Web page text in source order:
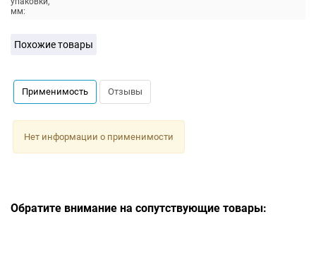
мм:
Похожие товары
Применимость Отзывы
Нет информации о применимости
Обратите внимание на сопутствующие товары: